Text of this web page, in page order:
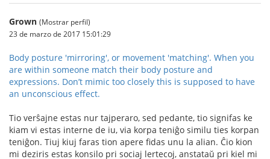
Grown (Mostrar perfil)
23 de marzo de 2017 15:01:29
Body posture 'mirroring', or movement 'matching'. When you
are within someone match their body posture and
expressions. Don’t mimic too closely this is supposed to have
an unconscious effect.
Tio verŝajne estas nur tajperaro, sed pedante, tio signifas ke
kiam vi estas interne de iu, via korpa teniĝo similu ties korpan
teniĝon. Tiuj kiuj faras tion apere fidas unu la alian. Ĉio kion
mi deziris estas konsilo pri sociaj lertecoj, anstataŭ pri kiel mi